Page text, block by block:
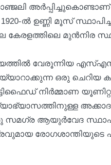
1920-ൽ ഉണ്ണി മൂസ്
മുൻനിര
വേരൂന്നിയ
ഒരു ചെറിയ
നിർമ്മാണ
സമഗ്ര ആയുർവേദ
രോഗശാന്തിയുടെ